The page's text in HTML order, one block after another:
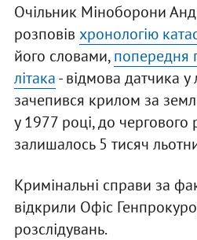
Очільник Міноборони
розповів хронологію
його словами,попередня
літака- відмова датчика у
зачепився крилом за
у 1977 році, до чергового
залишалось 5 тисяч
Кримінальні справи за
відкрили Офіс
розслідувань.